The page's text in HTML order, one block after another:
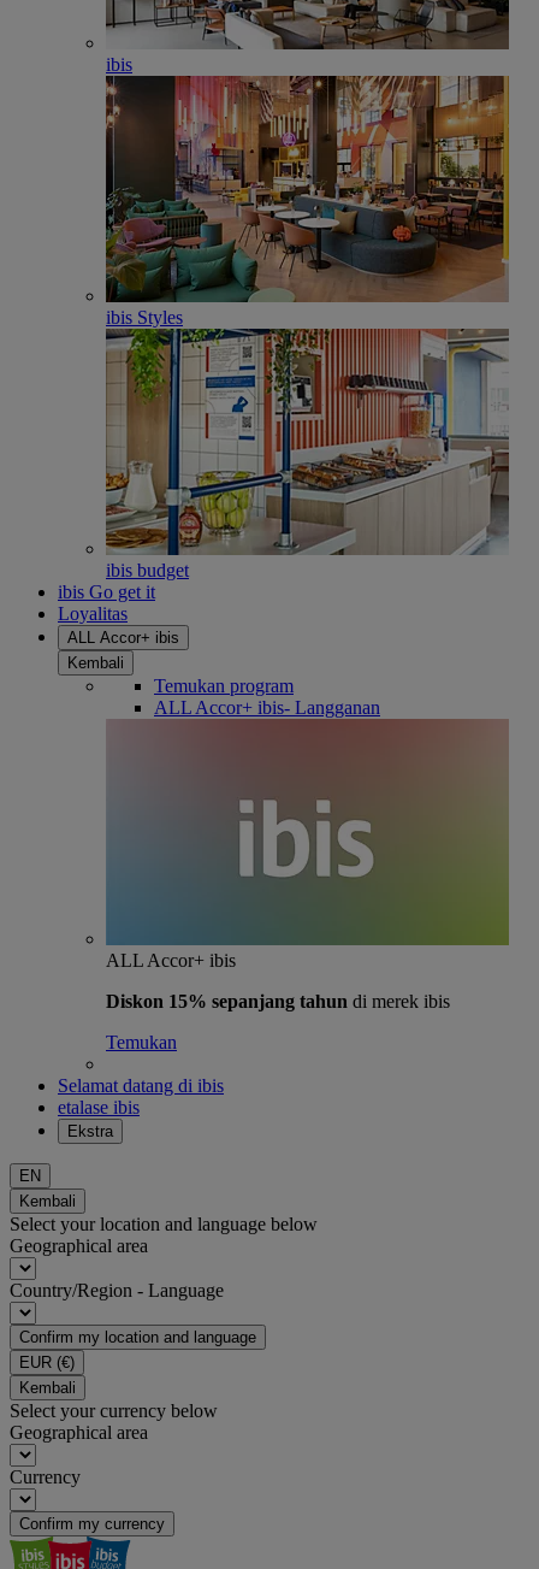
ibis
ibis Styles
ibis budget
ibis Go get it
Loyalitas
ALL Accor+ ibis
Kembali
Temukan program
ALL Accor+ ibis- Langganan
ALL Accor+ ibis
Diskon 15% sepanjang tahun di merek ibis
Temukan
Selamat datang di ibis
etalase ibis
Ekstra
EN
Kembali
Select your location and language below
Geographical area
Country/Region - Language
Confirm my location and language
EUR (€)
Kembali
Select your currency below
Geographical area
Currency
Confirm my currency